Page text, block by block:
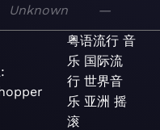
Unknown —
粤语流行 音
乐 国际流
行 世界音
乐 亚洲 摇
滚